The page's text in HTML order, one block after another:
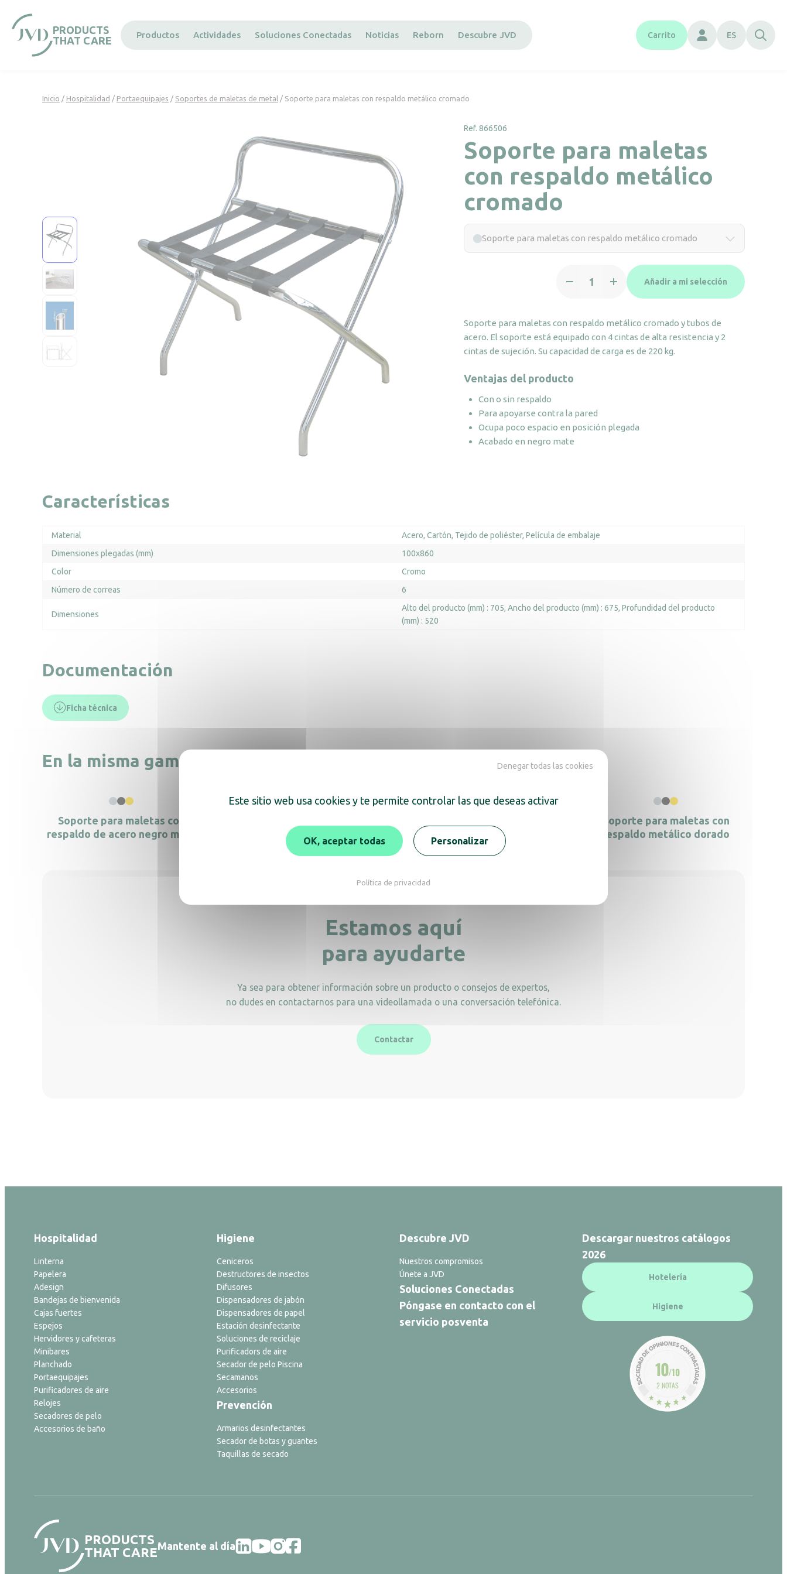
PRODUCTS
THAT CARE
Productos Actividades Soluciones Conectadas Noticias Reborn Descubre JVD Carrito ES
Inicio / Hospitalidad / Portaequipajes / Soportes de maletas de metal / Soporte para maletas con respaldo metálico cromado
Ref. 866506
Soporte para maletas
con respaldo metálico
cromado
Soporte para maletas con respaldo metálico cromado
para
respaldo
metálico
cromado
cantidad
Añadir a mi selección
Soporte para maletas con respaldo metálico cromado y tubos de
acero. El soporte está equipado con 4 cintas de alta resistencia y 2
cintas de sujeción. Su capacidad de carga es de 220 kg.
Ventajas del producto
Con o sin respaldo
Para apoyarse contra la pared
Ocupa poco espacio en posición plegada
Acabado en negro mate
Características
Material Acero Cartón Tejido de poliéster Película de embalaje
Dimensiones plegadas (mm)
100x860
Color
Cromo
Número de correas
6
Dimensiones
Alto del producto (mm) : 705 Ancho del producto (mm) : 675 Profundidad del producto
(mm) : 520
Documentación
Ficha técnica
En la misma gama, descubra también
Soporte para maletas con
respaldo de acero negro mate
dorado
Soporte para maletas con
respaldo metálico dorado
Estamos aquí
para ayudarte
Ya sea para obtener información sobre un producto o consejos de expertos,
no dudes en contactarnos para una videollamada o una conversación telefónica.
Contactar
Hospitalidad
Linterna
Papelera
Adesign
Bandejas de bienvenida
Cajas fuertes
Espejos
Hervidores y cafeteras
Minibares
Planchado
Portaequipajes
Purificadores de aire
Relojes
Secadores de pelo
Accesorios de baño
Higiene
Ceniceros
Destructores de insectos
Difusores
Dispensadores de jabón
Dispensadores de papel
Estación desinfectante
Soluciones de reciclaje
Purificadors de aire
Secador de pelo Piscina
Secamanos
Accesorios
Prevención
Armarios desinfectantes
Secador de botas y guantes
Taquillas de secado
Descubre JVD
Nuestros compromisos
Únete a JVD
Soluciones Conectadas
Póngase en contacto con el
servicio posventa
Descargar nuestros catálogos
2026
Hotelería
Higiene
10/10
2 NOTAS
PRODUCTS
THAT CAREMantente al día
Este sitio web usa cookies y te permite controlar las que deseas activar
OK, aceptar todas
Denegar todas las cookies
Personalizar
Política de privacidad